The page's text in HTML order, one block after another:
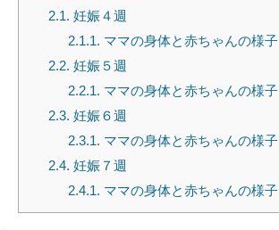
2.1. 妊娠４週
2.1.1. ママの身体と赤ちゃんの様子
2.2. 妊娠５週
2.2.1. ママの身体と赤ちゃんの様子
2.3. 妊娠６週
2.3.1. ママの身体と赤ちゃんの様子
2.4. 妊娠７週
2.4.1. ママの身体と赤ちゃんの様子